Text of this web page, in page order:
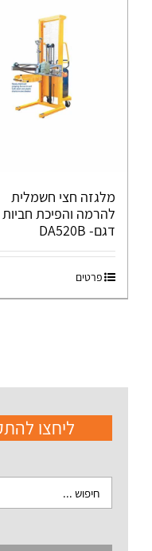
מלגזה חצי חשמלית
להרמה והפיכת חביות
דגם- DA520B
פרטים
ליחצו